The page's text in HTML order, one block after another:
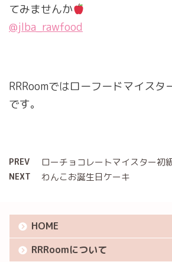
てみませんか
@jlba_rawfood
RRRoomではローフードマイスタ
です。
PREV ローチョコレートマイスター初
NEXT わんこお誕生日ケーキ
HOME
RRRoomについて